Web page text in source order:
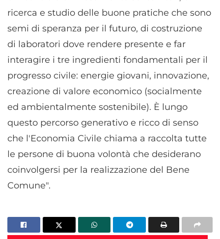
ricerca e studio delle buone pratiche che sono
semi di speranza per il futuro, di costruzione
di laboratori dove rendere presente e far
interagire i tre ingredienti fondamentali per il
progresso civile: energie giovani, innovazione,
creazione di valore economico (socialmente
ed ambientalmente sostenibile). È lungo
questo percorso generativo e ricco di senso
che l'Economia Civile chiama a raccolta tutte
le persone di buona volontà che desiderano
coinvolgersi per la realizzazione del Bene
Comune".